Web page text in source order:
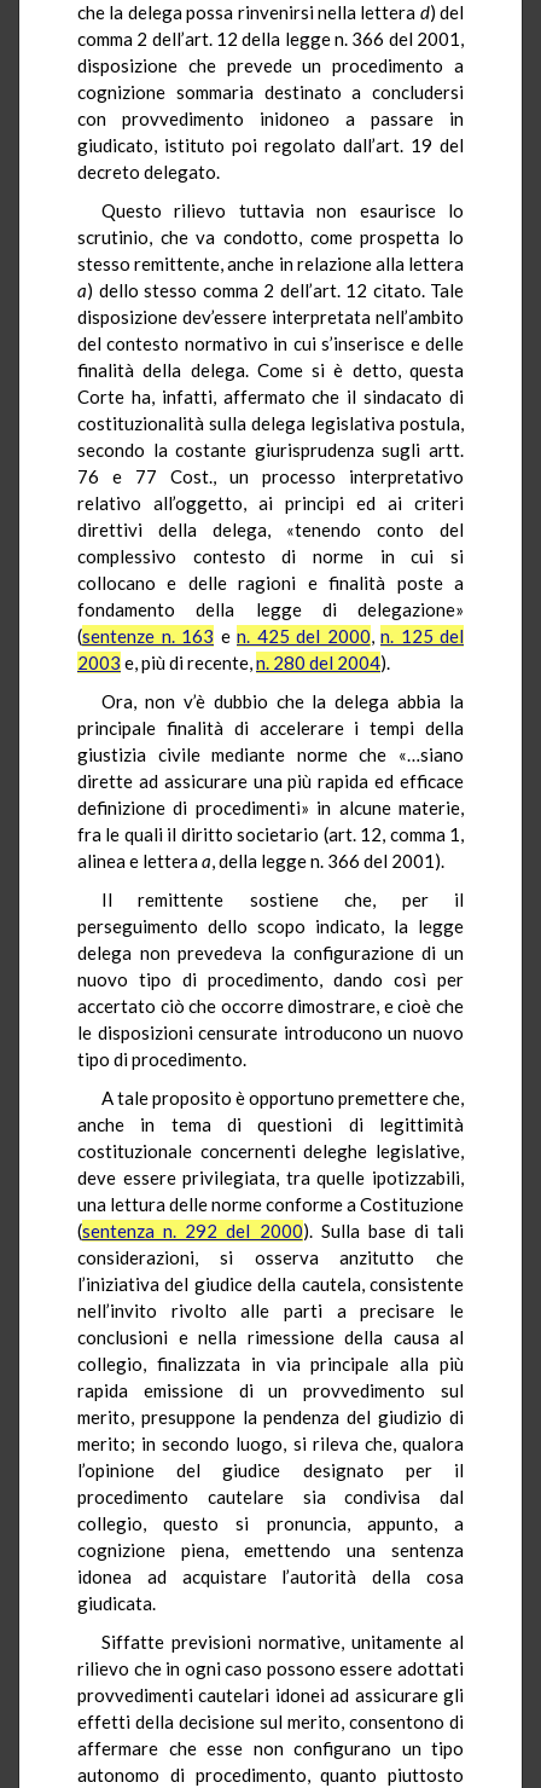
che la delega possa rinvenirsi nella lettera d) del
comma 2 dell’art. 12 della legge n. 366 del 2001,
disposizione che prevede un procedimento a
cognizione sommaria destinato a concludersi
con provvedimento inidoneo a passare in
giudicato, istituto poi regolato dall’art. 19 del
decreto delegato.
Questo rilievo tuttavia non esaurisce lo
scrutinio, che va condotto, come prospetta lo
stesso remittente, anche in relazione alla lettera
a) dello stesso comma 2 dell’art. 12 citato. Tale
disposizione dev’essere interpretata nell’ambito
del contesto normativo in cui s’inserisce e delle
finalità della delega. Come si è detto, questa
Corte ha, infatti, affermato che il sindacato di
costituzionalità sulla delega legislativa postula,
secondo la costante giurisprudenza sugli artt.
76 e 77 Cost., un processo interpretativo
relativo all’oggetto, ai principi ed ai criteri
direttivi della delega, «tenendo conto del
complessivo contesto di norme in cui si
collocano e delle ragioni e finalità poste a
fondamento della legge di delegazione»
(sentenze n. 163 e n. 425 del 2000, n. 125 del
2003 e, più di recente,n. 280 del 2004).
Ora, non v’è dubbio che la delega abbia la
principale finalità di accelerare i tempi della
giustizia civile mediante norme che «…siano
dirette ad assicurare una più rapida ed efficace
definizione di procedimenti» in alcune materie,
fra le quali il diritto societario (art. 12, comma 1,
alinea e letteraa, della legge n. 366 del 2001).
Il remittente sostiene che, per il
perseguimento dello scopo indicato, la legge
delega non prevedeva la configurazione di un
nuovo tipo di procedimento, dando così per
accertato ciò che occorre dimostrare, e cioè che
le disposizioni censurate introducono un nuovo
tipo di procedimento.
A tale proposito è opportuno premettere che,
anche in tema di questioni di legittimità
costituzionale concernenti deleghe legislative,
deve essere privilegiata, tra quelle ipotizzabili,
una lettura delle norme conforme a Costituzione
(sentenza n. 292 del 2000). Sulla base di tali
considerazioni, si osserva anzitutto che
l’iniziativa del giudice della cautela, consistente
nell’invito rivolto alle parti a precisare le
conclusioni e nella rimessione della causa al
collegio, finalizzata in via principale alla più
rapida emissione di un provvedimento sul
merito, presuppone la pendenza del giudizio di
merito; in secondo luogo, si rileva che, qualora
l’opinione del giudice designato per il
procedimento cautelare sia condivisa dal
collegio, questo si pronuncia, appunto, a
cognizione piena, emettendo una sentenza
idonea ad acquistare l’autorità della cosa
giudicata.
Siffatte previsioni normative, unitamente al
rilievo che in ogni caso possono essere adottati
provvedimenti cautelari idonei ad assicurare gli
effetti della decisione sul merito, consentono di
affermare che esse non configurano un tipo
autonomo di procedimento, quanto piuttosto